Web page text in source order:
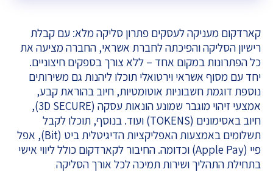
קארדקום מעניקה לעסקים פתרון סליקה מלא: עם קבלת
רישיון הסליקה והפיכתה לחברת אשראי, החברה מציעה את
כל הפתרונות במקום אחד – ללא צורך בספקים חיצוניים.
יחד עם מסוף אשראי וירטואלי תוכלו ליהנות גם משירותים
נוספת דוגמת חשבוניות אוטומטיות, חיוב בהוראת קבע,
אמצעי זיהוי מוגבר שמונע הונאות עסקה (3D SECURE),
חיוב באסימונים (TOKENS) ועוד. בנוסף, תוכלו לקבל
תשלומים באמצעות האפליקציות הדיגיטלית ביט (Bit), אפל
פיי (Apple Pay) וכדומה. החיבור לקארדקום כולל ליווי אישי
בתחילת התהליך ושירות תמיכה לכל אורך הסליקה